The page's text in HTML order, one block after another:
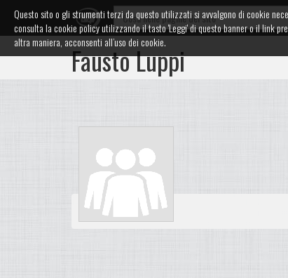
Fausto Luppi
Questo sito o gli strumenti terzi da questo utilizzati si avvalgono di cookie
consulta la cookie policy utilizzando il tasto 'Leggi' di questo banner o il link
altra maniera, acconsenti all’uso dei cookie.